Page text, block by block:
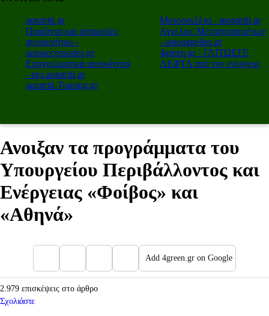
autotriti.gr
Προϊόντα και υπηρεσίες
αυτοκινήτου -
autoaccessories.gr
Επαγγελματικά αυτοκίνητα
- pro.autotriti.gr
autotriti-Touring.gr
Μοτοσικλέτα - mototriti.gr
Αγγελιες Μεταχειρισμένων
- autoaggelies.gr
4green.gr - ΓΛΙΤΩΣΤΕ
ΛΕΦΤΑ από την ενέργεια
Ανοιξαν τα προγράμματα του
Υπουργείου Περιβάλλοντος και
Ενέργειας «Φοίβος» και
«Αθηνά»
Add 4green.gr on Google
2.979 επισκέψεις στο άρθρο
Σχολιάστε